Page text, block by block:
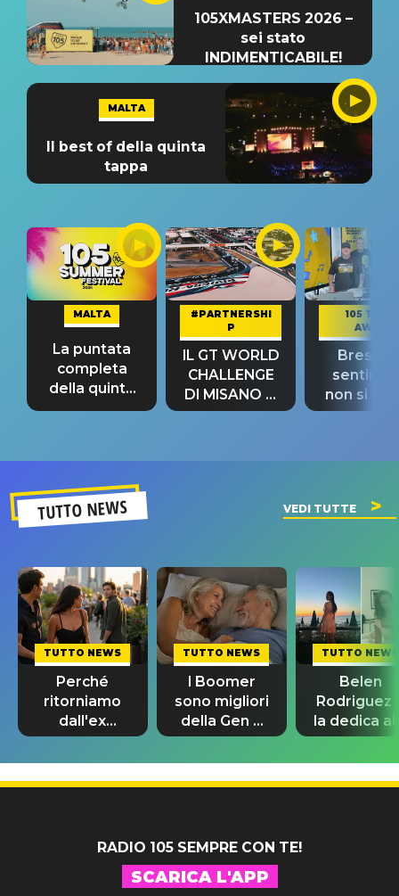
105XMASTERS 2026 –
sei stato
INDIMENTICABILE!
MALTA
Il best of della quinta
tappa
MALTA
La puntata
completa
della quinta
tappa
#PARTNERSHI
P
IL GT WORLD
CHALLENGE
DI MISANO si
riconferma
105 TAKE
AWAY
Bresh:
non si
fino alla
TUTTO NEWS VEDI TUTTE
TUTTO NEWS
Perché
ritorniamo
dall'ex
d'estate: la
spiegazione
della
TUTTO NEWS
I Boomer
sono migliori
della Gen Z
nei
preliminari: lo
studio
TUTTO NEWS
Belen
Rodriguez
la dedica
sorella
Cecilia:
“Dea”,
RADIO 105 SEMPRE CON TE!
SCARICA L'APP